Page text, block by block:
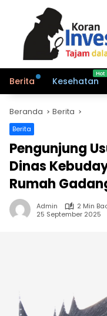
Berita Kesehatan
Beranda Berita
Berita
Pengunjung
Dinas
Rumah
Admin
2 Min
25 September 2025